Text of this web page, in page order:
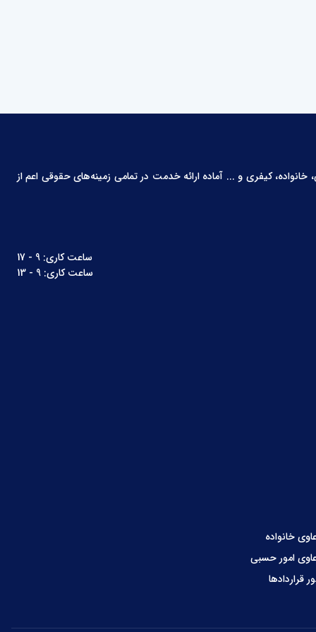
کیفری و ... آماده ارائه خدمت در تمامی زمینه‌های حقوقی اعم از
خانواده
امور حسبی
قراردادها
ساعت کاری: 9 - 17
ساعت کاری: 9 - 13